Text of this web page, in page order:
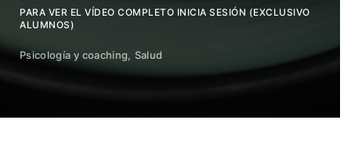
PARA VER EL VÍDEO COMPLETO INICIA SESIÓN (EXCLUSIVO
ALUMNOS)
Psicología y coaching Salud